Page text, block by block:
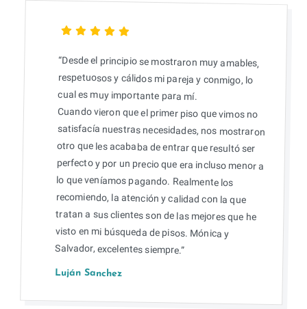
“Desde el principio se mostraron muy amables,
respetuosos y cálidos mi pareja y conmigo, lo
cual es muy importante para mí.
Cuando vieron que el primer piso que vimos no
satisfacía nuestras necesidades, nos mostraron
otro que les acababa de entrar que resultó ser
perfecto y por un precio que era incluso menor a
lo que veníamos pagando. Realmente los
recomiendo, la atención y calidad con la que
tratan a sus clientes son de las mejores que he
visto en mi búsqueda de pisos. Mónica y
Salvador, excelentes siempre.”
Luján Sanchez